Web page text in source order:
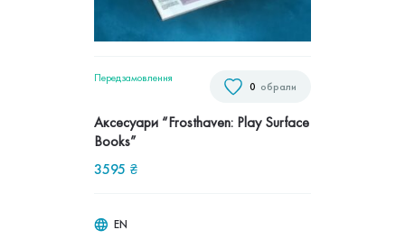
обрали
0
Передзамовлення
Аксесуари “Frosthaven: Play Surface
Books”
3595 ₴
EN